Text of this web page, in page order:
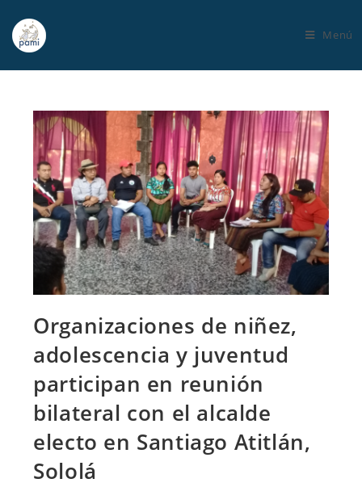
Menú
Organizaciones de niñez,
adolescencia y juventud
participan en reunión
bilateral con el alcalde
electo en Santiago Atitlán,
Sololá